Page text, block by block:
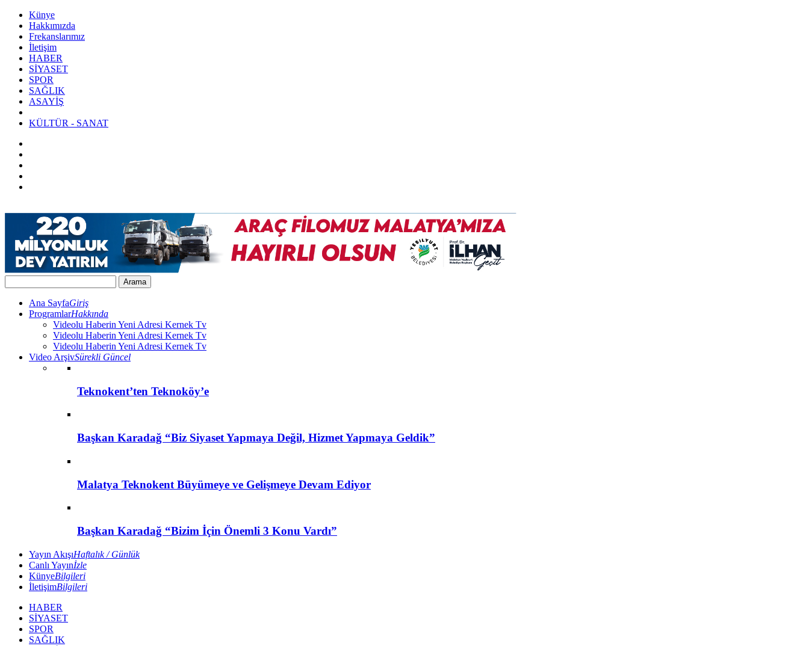
Künye
Hakkımızda
Frekanslarımız
İletişim
HABER
SİYASET
SPOR
SAĞLIK
ASAYİŞ
KÜLTÜR - SANAT
Ana SayfaGiriş
ProgramlarHakkında
Videolu Haberin Yeni Adresi Kernek Tv
Videolu Haberin Yeni Adresi Kernek Tv
Videolu Haberin Yeni Adresi Kernek Tv
Video ArşivSürekli Güncel
Teknokent’ten Teknoköy’e
Başkan Karadağ “Biz Siyaset Yapmaya Değil, Hizmet Yapmaya Geldik”
Malatya Teknokent Büyümeye ve Gelişmeye Devam Ediyor
Başkan Karadağ “Bizim İçin Önemli 3 Konu Vardı”
Yayın AkışıHaftalık / Günlük
Canlı Yayınİzle
KünyeBilgileri
İletişimBilgileri
HABER
SİYASET
SPOR
SAĞLIK